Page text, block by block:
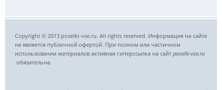
Copyright © 2013 poselki-vse.ru. All rights reserved. Информация на сайте
не является публичной офертой. При полном или частичном
использовании материалов активная гиперссылка на сайт poselki-vse.ru​
обязательна.